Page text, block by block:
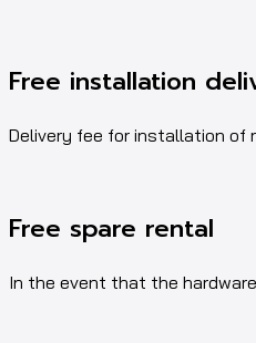
Free installation
Delivery fee for installation of
Free spare rental
In the event that the